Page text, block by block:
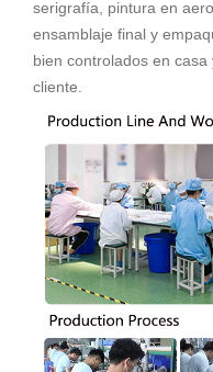
serigrafía, pintura en
ensamblaje final y
bien controlados en
cliente.